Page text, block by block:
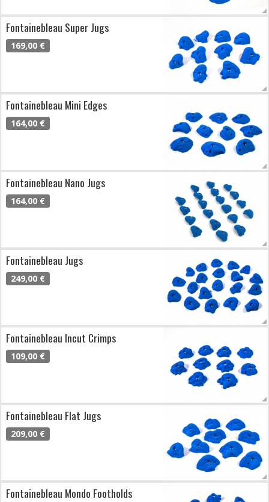
Fontainebleau Super Jugs
169,00 €
Fontainebleau Mini Edges
164,00 €
Fontainebleau Nano Jugs
164,00 €
Fontainebleau Jugs
249,00 €
Fontainebleau Incut Crimps
109,00 €
Fontainebleau Flat Jugs
209,00 €
Fontainebleau Mondo Footholds